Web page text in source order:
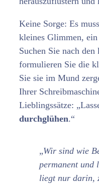
Keine Sorge: Es
kleines Glimmen,
Suchen Sie nach
formulieren Sie die
Sie sie im Mund
Ihrer
Lieblingssätze:
durchglühen.“
„Wir sind wie
permanent
liegt nur darin,